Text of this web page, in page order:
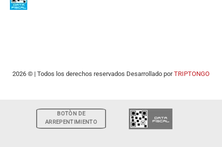
2026 © | Todos los derechos reservados Desarrollado porTRIPTONGO
BOTÒN DE
ARREPENTIMIENTO